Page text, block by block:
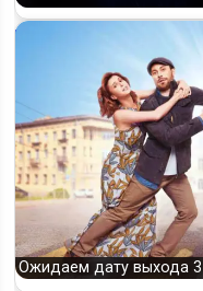
Ожидаем дату выхода 3